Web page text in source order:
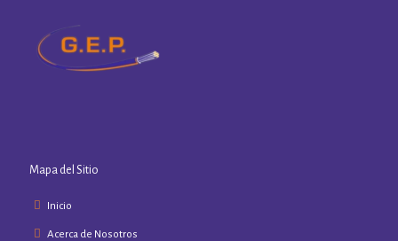
Mapa del Sitio
Inicio
Acerca de Nosotros